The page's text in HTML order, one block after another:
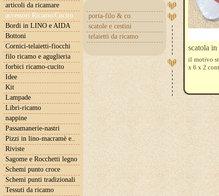
articoli da ricamare
accessori Ricamo/Cucito
porta-filo & co.
scatole e cestini
telaietti da ricamo
Bordi in LINO e AIDA
Bottoni
Cornici-telaietti-fiocchi
filo ricamo e aguglieria
forbici ricamo-cucito
Idee
Kit
Lampade
Libri-ricamo
nappine
Passamanerie-nastri
Pizzi in lino-macramè e..
Riviste
Sagome e Rocchetti legno
Schemi punto croce
Schemi punti tradizionali
Tessuti da ricamo
scatola
il motivo
x 6 x 2